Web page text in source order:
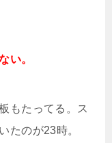
い。
もたってる。ス
たのが23時。